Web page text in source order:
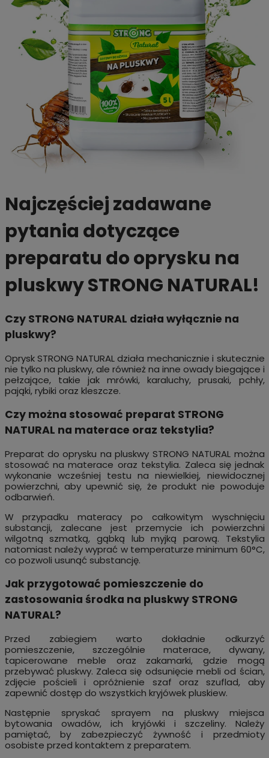
Najczęściej zadawane
pytania dotyczące
preparatu do oprysku na
pluskwy STRONG NATURAL!
Czy STRONG NATURAL działa wyłącznie na
pluskwy?
Oprysk STRONG NATURAL działa mechanicznie i skutecznie
nie tylko na pluskwy, ale również na inne owady biegające i
pełzające, takie jak mrówki, karaluchy, prusaki, pchły,
pająki, rybiki oraz kleszcze.
Czy można stosować preparat STRONG
NATURAL na materace oraz tekstylia?
Preparat do oprysku na pluskwy STRONG NATURAL można
stosować na materace oraz tekstylia. Zaleca się jednak
wykonanie wcześniej testu na niewielkiej, niewidocznej
powierzchni, aby upewnić się, że produkt nie powoduje
odbarwień.
W przypadku materacy po całkowitym wyschnięciu
substancji, zalecane jest przemycie ich powierzchni
wilgotną szmatką, gąbką lub myjką parową. Tekstylia
natomiast należy wyprać w temperaturze minimum 60°C,
co pozwoli usunąć substancję.
Jak przygotować pomieszczenie do
zastosowania środka na pluskwy STRONG
NATURAL?
Przed zabiegiem warto dokładnie odkurzyć
pomieszczenie, szczególnie materace, dywany,
tapicerowane meble oraz zakamarki, gdzie mogą
przebywać pluskwy. Zaleca się odsunięcie mebli od ścian,
zdjęcie pościeli i opróżnienie szaf oraz szuflad, aby
zapewnić dostęp do wszystkich kryjówek pluskiew.
Następnie spryskać sprayem na pluskwy miejsca
bytowania owadów, ich kryjówki i szczeliny. Należy
pamiętać, by zabezpieczyć żywność i przedmioty
osobiste przed kontaktem z preparatem.